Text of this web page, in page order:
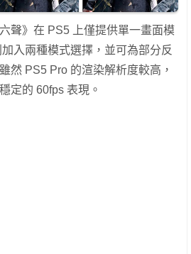
聲》在 PS5 上僅提供單一畫面模
入兩種模式選擇，並可為部分反
然 PS5 Pro 的渲染解析度較高，
定的 60fps 表現。